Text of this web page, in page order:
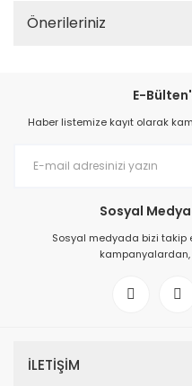
Önerileriniz
E-
Haber listemize kayıt olarak
Sosyal
Sosyal medyada bizi takip
İLETİŞİM